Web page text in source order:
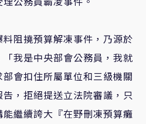
阻撓預算解凍事件，乃源於
我是中央部會公務員，我就
會扣住所屬單位和三級機關
，拒絕提送立法院審議，只
繼續誇大『在野刪凍預算癱